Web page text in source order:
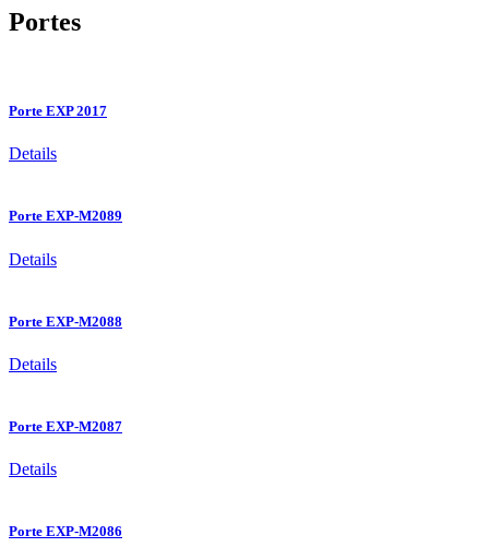
Portes
Porte EXP 2017
Details
Porte EXP-M2089
Details
Porte EXP-M2088
Details
Porte EXP-M2087
Details
Porte EXP-M2086